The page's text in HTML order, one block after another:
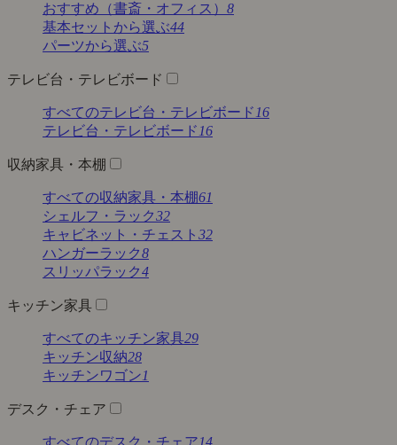
おすすめ（書斎・オフィス） 8
基本セットから選ぶ44
パーツから選ぶ5
テレビ台・テレビボード
すべてのテレビ台・テレビボード 16
テレビ台・テレビボード 16
収納家具・本棚
すべての収納家具・本棚61
シェルフ・ラック32
キャビネット・チェスト 32
ハンガーラック8
スリッパラック4
キッチン家具
すべてのキッチン家具29
キッチン収納28
キッチンワゴン1
デスク・チェア